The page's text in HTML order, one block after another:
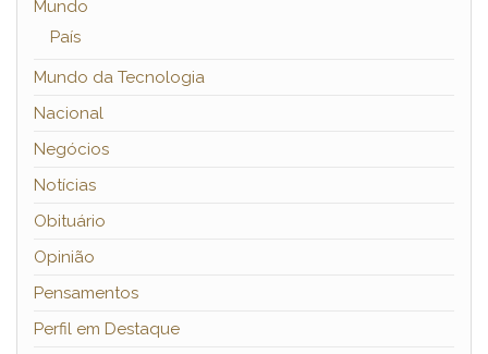
Mundo
País
Mundo da Tecnologia
Nacional
Negócios
Notícias
Obituário
Opinião
Pensamentos
Perfil em Destaque